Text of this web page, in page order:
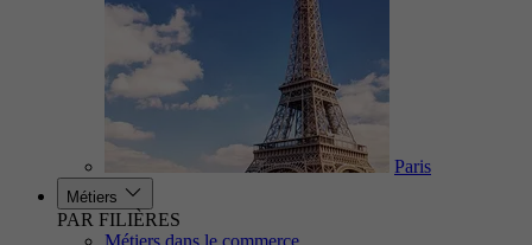
Paris
Métiers
PAR FILIÈRES
Métiers dans le commerce